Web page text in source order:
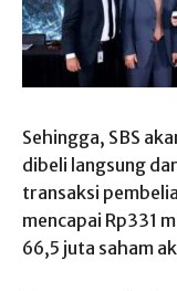
Sehingga, SBS
dibeli langsung
transaksi
mencapai Rp331
66,5 juta saham